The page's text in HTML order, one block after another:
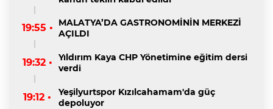
19:55 •
MALATYA’DA GASTRONOMİNİN MERKEZİ
AÇILDI
19:32 •
Yıldırım Kaya CHP Yönetimine eğitim dersi
verdi
19:12 •
Yeşilyurtspor Kızılcahamam'da güç
depoluyor